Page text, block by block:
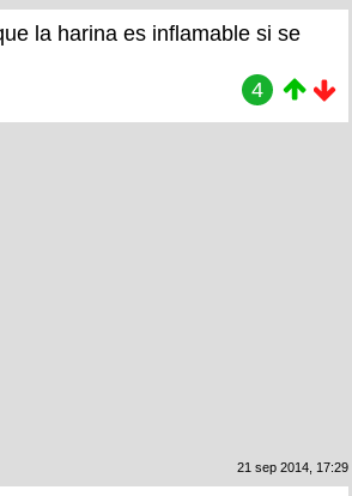
la harina es inflamable si se
4
21 sep 2014, 17:29